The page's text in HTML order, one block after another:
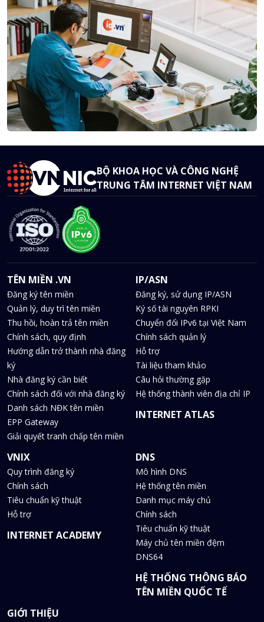
BỘ KHOA HỌC VÀ CÔNG NGHỆ
TRUNG TÂM INTERNET VIỆT NAM
TÊN MIỀN .VN
Đăng ký tên miền
Quản lý, duy trì tên miền
Thu hồi, hoàn trả tên miền
Chính sách, quy định
Hướng dẫn trở thành nhà đăng
ký
Nhà đăng ký cần biết
Chính sách đối với nhà đăng ký
Danh sách NĐK tên miền
EPP Gateway
Giải quyết tranh chấp tên miền
IP/ASN
Đăng ký, sử dụng IP/ASN
Ký số tài nguyên RPKI
Chuyển đổi IPv6 tại Việt Nam
Chính sách quản lý
Hỗ trợ
Tài liệu tham khảo
Câu hỏi thường gặp
Hệ thống thành viên địa chỉ IP
INTERNET ATLAS
VNIX
Quy trình đăng ký
Chính sách
Tiêu chuẩn kỹ thuật
Hỗ trợ
INTERNET ACADEMY
DNS
Mô hình DNS
Hệ thống tên miền
Danh mục máy chủ
Chính sách
Tiêu chuẩn kỹ thuật
Máy chủ tên miền đệm
DNS64
HỆ THỐNG THÔNG BÁO
TÊN MIỀN QUỐC TẾ
GIỚI THIỆU